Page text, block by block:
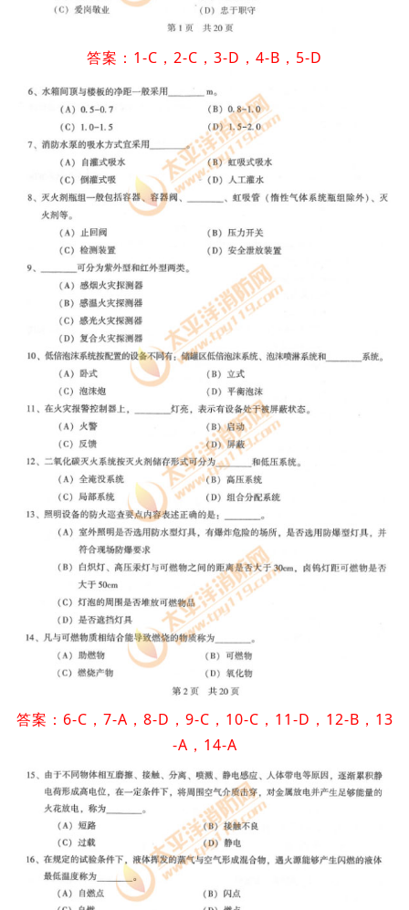
答案：1-C，2-C，3-D，4-B，5-D
答案：6-C，7-A，8-D，9-C，10-C，11-D，12-B，13
-A，14-A